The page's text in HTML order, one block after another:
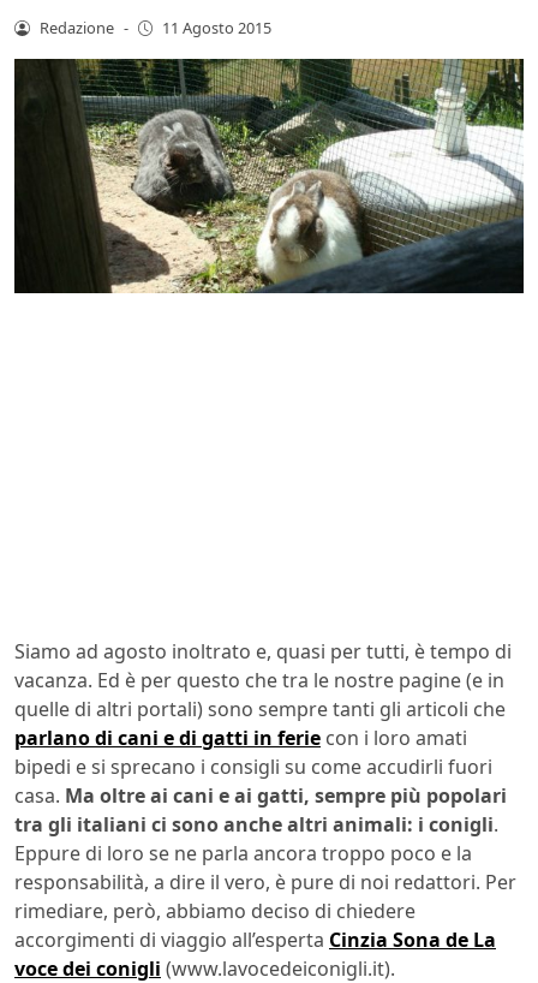
Redazione - 11 Agosto 2015
Siamo ad agosto inoltrato e, quasi per tutti, è tempo di
vacanza. Ed è per questo che tra le nostre pagine (e in
quelle di altri portali) sono sempre tanti gli articoli che
parlano di cani e di gatti in ferie con i loro amati
bipedi e si sprecano i consigli su come accudirli fuori
casa. Ma oltre ai cani e ai gatti, sempre più popolari
tra gli italiani ci sono anche altri animali: i conigli.
Eppure di loro se ne parla ancora troppo poco e la
responsabilità, a dire il vero, è pure di noi redattori. Per
rimediare, però, abbiamo deciso di chiedere
accorgimenti di viaggio all’esperta Cinzia Sona de La
voce dei conigli (www.lavocedeiconigli.it).